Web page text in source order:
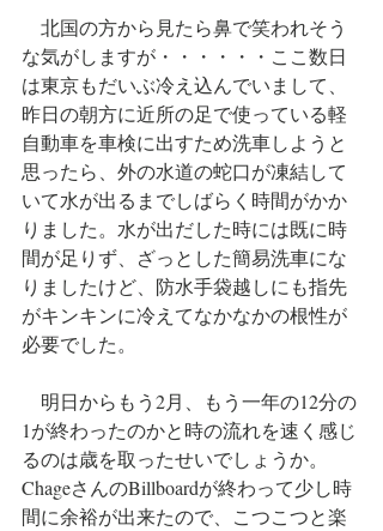
北国の方から見たら鼻で笑われそう
な気がしますが・・・・・・ここ数日
は東京もだいぶ冷え込んでいまして、
昨日の朝方に近所の足で使っている軽
自動車を車検に出すため洗車しようと
思ったら、外の水道の蛇口が凍結して
いて水が出るまでしばらく時間がかか
りました。水が出だした時には既に時
間が足りず、ざっとした簡易洗車にな
りましたけど、防水手袋越しにも指先
がキンキンに冷えてなかなかの根性が
必要でした。
明日からもう2月、もう一年の12分の
1が終わったのかと時の流れを速く感じ
るのは歳を取ったせいでしょうか。
ChageさんのBillboardが終わって少し時
間に余裕が出来たので、こつこつと楽